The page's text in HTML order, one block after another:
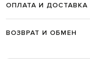
ОПЛАТА И ДОСТАВКА
ВОЗВРАТ И ОБМЕН